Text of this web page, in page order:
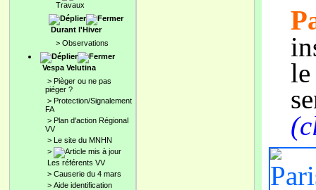
Travaux
Durant l'Hiver
> Observations
Vespa Velutina
> Pièger ou ne pas
piéger ?
> Protection/Signalement
FA
> Plan d'action Régional
VV
> Le site du MNHN
>
Les référents VV
> Causerie du 4 mars
> Aide identification
le